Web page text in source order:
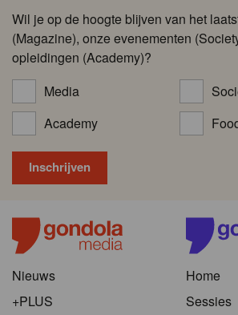
Wil je op de hoogte blijven van het
(Magazine), onze evenementen
opleidingen (Academy)?
Media
Academy
Nieuws
+PLUS
Home
Sessies